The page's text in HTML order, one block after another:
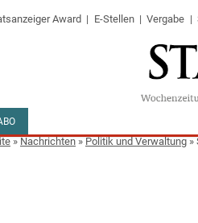
Award E-Stellen Vergabe
»Nachrichten»Politik und Verwaltung»